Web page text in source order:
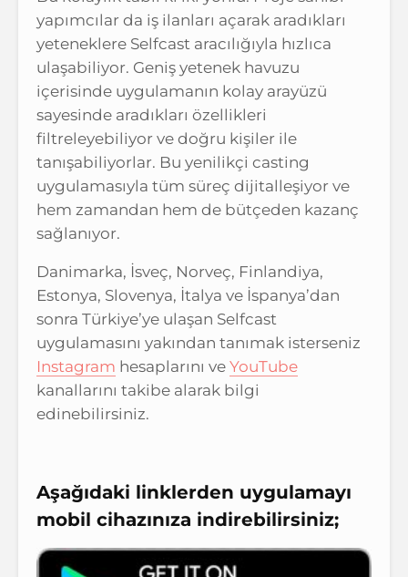
yapımcılar da iş ilanları açarak aradıkları
yeteneklere Selfcast aracılığıyla hızlıca
ulaşabiliyor. Geniş yetenek havuzu
içerisinde uygulamanın kolay arayüzü
sayesinde aradıkları özellikleri
filtreleyebiliyor ve doğru kişiler ile
tanışabiliyorlar. Bu yenilikçi casting
uygulamasıyla tüm süreç dijitalleşiyor ve
hem zamandan hem de bütçeden kazanç
sağlanıyor.
Danimarka, İsveç, Norveç, Finlandiya,
Estonya, Slovenya, İtalya ve İspanya’dan
sonra Türkiye’ye ulaşan Selfcast
uygulamasını yakından tanımak isterseniz
Instagram hesaplarını ve YouTube
kanallarını takibe alarak bilgi
edinebilirsiniz.
Aşağıdaki linklerden uygulamayı
mobil cihazınıza indirebilirsiniz;